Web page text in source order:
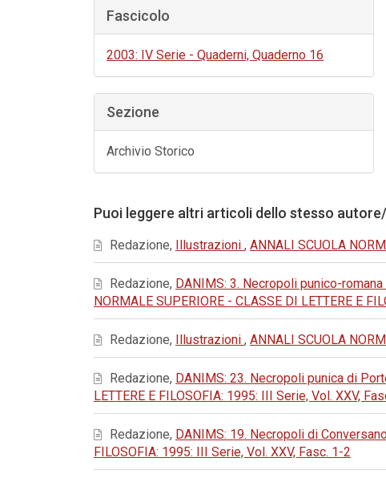
Fascicolo
2003: IV Serie - Quaderni, Quaderno 16
Sezione
Archivio Storico
Puoi leggere altri articoli dello stesso
Redazione, Illustrazioni , ANNALI SCUOLA
Redazione, DANIMS: 3. Necropoli punico-
NORMALE SUPERIORE - CLASSE DI LETTERE E
Redazione, Illustrazioni , ANNALI SCUOLA
Redazione, DANIMS: 23. Necropoli punica di
LETTERE E FILOSOFIA: 1995: III Serie, Vol. XXV,
Redazione, DANIMS: 19. Necropoli di
FILOSOFIA: 1995: III Serie, Vol. XXV, Fasc. 1-2